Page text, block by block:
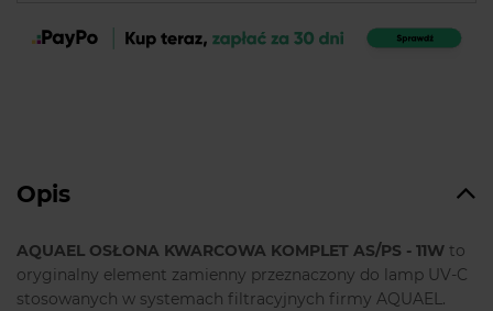
Opis
AQUAEL OSŁONA KWARCOWA KOMPLET AS/PS - 11W to
oryginalny element zamienny przeznaczony do lamp UV-C
stosowanych w systemach filtracyjnych firmy AQUAEL.